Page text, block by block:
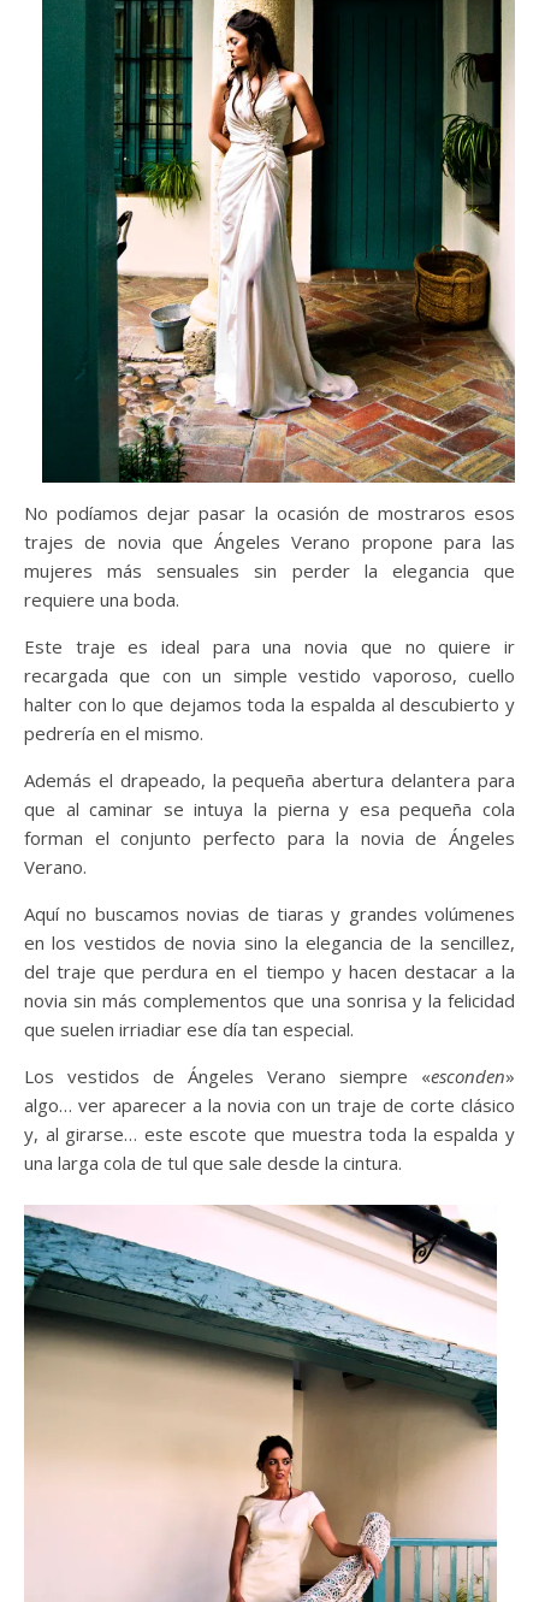
No podíamos dejar pasar la ocasión de mostraros esos
trajes de novia que Ángeles Verano propone para las
mujeres más sensuales sin perder la elegancia que
requiere una boda.
Este traje es ideal para una novia que no quiere ir
recargada que con un simple vestido vaporoso, cuello
halter con lo que dejamos toda la espalda al descubierto y
pedrería en el mismo.
Además el drapeado, la pequeña abertura delantera para
que al caminar se intuya la pierna y esa pequeña cola
forman el conjunto perfecto para la novia de Ángeles
Verano.
Aquí no buscamos novias de tiaras y grandes volúmenes
en los vestidos de novia sino la elegancia de la sencillez,
del traje que perdura en el tiempo y hacen destacar a la
novia sin más complementos que una sonrisa y la felicidad
que suelen irriadiar ese día tan especial.
Los vestidos de Ángeles Verano siempre «esconden»
algo… ver aparecer a la novia con un traje de corte clásico
y, al girarse… este escote que muestra toda la espalda y
una larga cola de tul que sale desde la cintura.